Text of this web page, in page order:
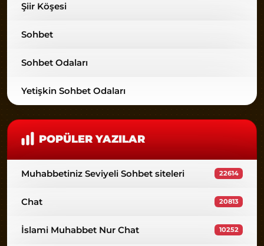
Şiir Köşesi
Sohbet
Sohbet Odaları
Yetişkin Sohbet Odaları
POPÜLER YAZILAR
Muhabbetiniz Seviyeli Sohbet siteleri 22614
Chat 20813
İslami Muhabbet Nur Chat 10252